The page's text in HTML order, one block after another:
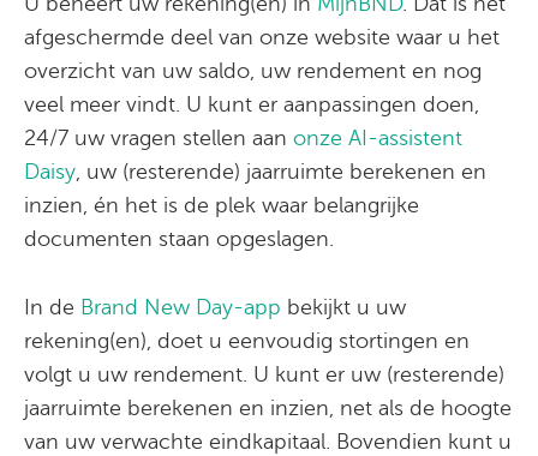
afgeschermde deel van onze website waar u het
overzicht van uw saldo, uw rendement en nog
veel meer vindt. U kunt er aanpassingen doen,
24/7 uw vragen stellen aan onze AI-assistent
Daisy, uw (resterende) jaarruimte berekenen en
inzien, én het is de plek waar belangrijke
documenten staan opgeslagen.
In de Brand New Day-app bekijkt u uw
rekening(en), doet u eenvoudig stortingen en
volgt u uw rendement. U kunt er uw (resterende)
jaarruimte berekenen en inzien, net als de hoogte
van uw verwachte eindkapitaal. Bovendien kunt u